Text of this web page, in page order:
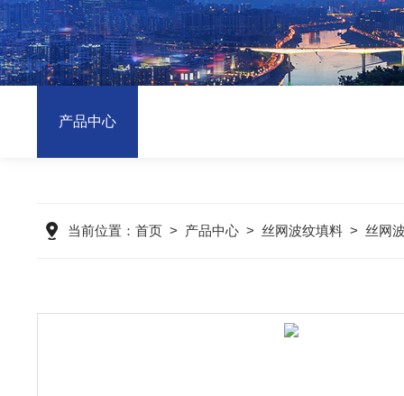
产品中心
当前位置： 首页> 产品中心> 丝网波纹填料> 丝网